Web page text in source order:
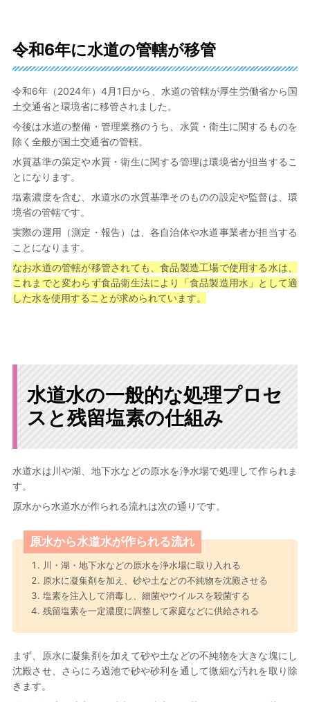
令和6年に水道の管轄が移管
令和6年（2024年）4月1日から、水道の管轄が厚生労働省から国
土交通省と環境省に移管されました。
今後は水道の整備・管理業務のうち、水質・衛生に関するものを
除く全般が国土交通省の管轄。
水質基準の策定や水質・衛生に関する管理は環境省が担当するこ
とになります。
塩素濃度を含む、水道水の水質基準そのものの設定や監督は、環
境省の管轄です。
実際の運用（測定・報告）は、各自治体や水道事業者が担当する
ことになります。
なお水道の管轄が移管されても、食品製造工場で使用する水は、
これまでと変わらず食品衛生法により「食品製造用水」として適
した水を使用することが求められています。
水道水の一般的な処理プロセ
スと残留塩素の仕組み
水道水は川や湖、地下水などの原水を浄水場で処理して作られま
す。
原水から水道水が作られる流れは次の通りです。
原水から水道水が作られる流れ
川・湖・地下水などの原水を浄水場に取り入れる
原水に凝集剤を加え、砂や土などの不純物を沈殿させる
塩素を注入して消毒し、細菌やウイルスを殺菌する
残留塩素を一定濃度に調整して家庭などに供給される
まず、原水に凝集剤を加えて砂や土などの不純物を大きな塊にし
沈殿させ、さらにろ過池で砂や砂利を通して微細な汚れを取り除
きます。